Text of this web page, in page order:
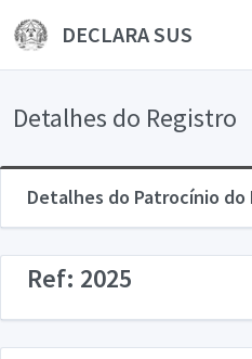
DECLARA SUS
Detalhes do Registro
Detalhes do Patrocínio
Ref: 2025